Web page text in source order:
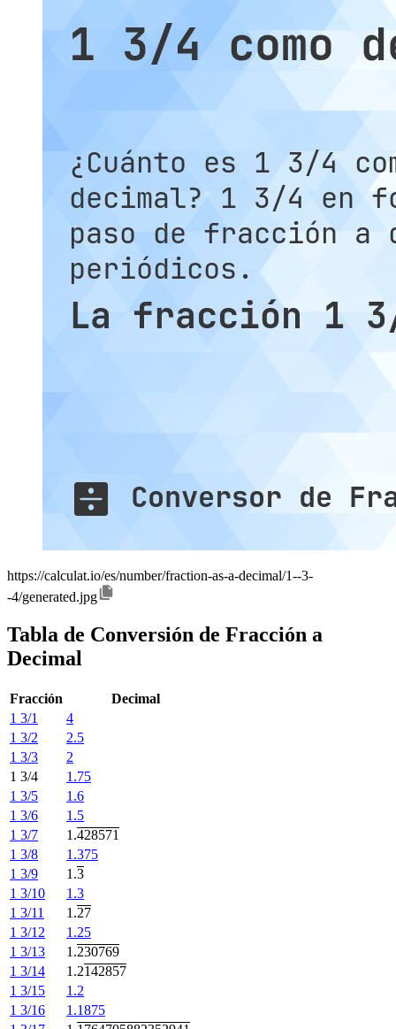
https://calculat.io/es/number/fraction-as-a-decimal/1--3-
-4/generated.jpg
Tabla de Conversión de Fracción a
Decimal
Fracción
Decimal
1 3/1
4
1 3/2
2.5
1 3/3
2
1 3/4
1.75
1 3/5
1.6
1 3/6
1.5
1 3/7
1.428571
1 3/8
1.375
1 3/9
1.3
1 3/10
1.3
1 3/11
1.27
1 3/12
1.25
1 3/13
1.230769
1 3/14
1.2142857
1 3/15
1.2
1 3/16
1.1875